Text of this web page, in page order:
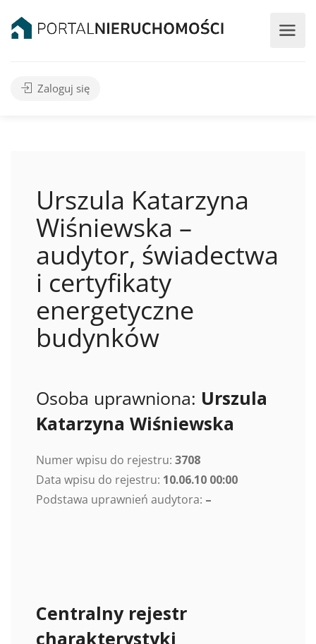
Zaloguj się
Urszula Katarzyna
Wiśniewska –
audytor, świadectwa
i certyfikaty
energetyczne
budynków
Osoba uprawniona: Urszula
Katarzyna Wiśniewska
Numer wpisu do rejestru: 3708
Data wpisu do rejestru: 10.06.10 00:00
Podstawa uprawnień audytora: –
Centralny rejestr
charakterystyki